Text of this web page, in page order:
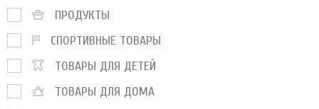
ПРОДУКТЫ
СПОРТИВНЫЕ ТОВАРЫ
ТОВАРЫ ДЛЯ ДЕТЕЙ
ТОВАРЫ ДЛЯ ДОМА